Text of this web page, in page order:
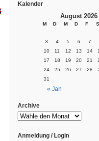
Kalender
August 2026
M D M D F S
« Jan
3
4 5 6 7
10
11 12 13 14
17
18 19 20 21
24
25 26 27 28
31
Archive
Anmeldung / Login